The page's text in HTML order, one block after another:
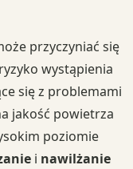
przyczyniać się
wystąpienia
się z problemami
jakość powietrza
poziomie
i nawilżanie